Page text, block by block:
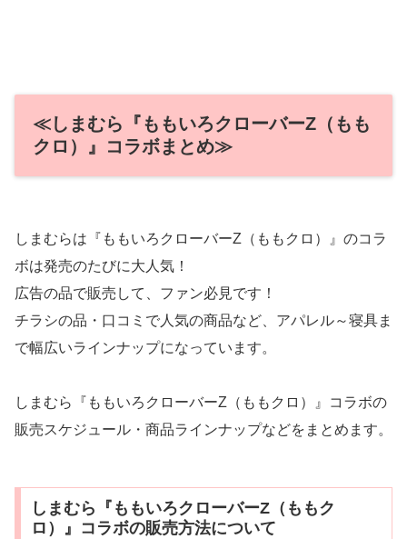
≪しまむら『ももいろクローバーZ（もも
クロ）』コラボまとめ≫
しまむらは『ももいろクローバーZ（ももクロ）』のコラ
ボは発売のたびに大人気！
広告の品で販売して、ファン必見です！
チラシの品・口コミで人気の商品など、アパレル～寝具ま
で幅広いラインナップになっています。
しまむら『ももいろクローバーZ（ももクロ）』コラボの
販売スケジュール・商品ラインナップなどをまとめます。
しまむら『ももいろクローバーZ（ももク
ロ）』コラボの販売方法について